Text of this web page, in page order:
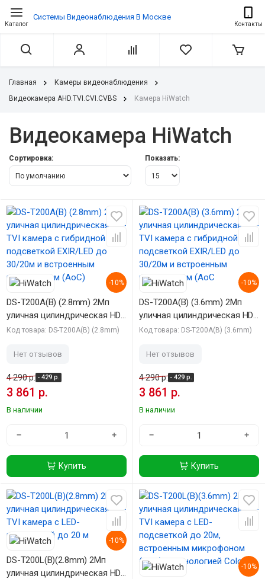
Каталог
Системы Видеонаблюдения В Москве
Контакты
Главная
Камеры видеонаблюдения
Видеокамера AHD.TVI.CVI.CVBS
Камера HiWatch
Видеокамера HiWatch
Сортировка: Показать:
-10%
DS-T200A(B) (2.8mm) 2Мп
уличная цилиндрическая HD-
TVI камера с гибридной
30/20м и встроенным
Код товара: DS-T200A(B) (2.8mm)
Нет отзывов
4 290 р. - 429 р.
3 861 р.
В наличии
− +
Купить
-10%
DS-T200A(B) (3.6mm) 2Мп
уличная цилиндрическая HD-
TVI камера с гибридной
30/20м и встроенным
Код товара: DS-T200A(B) (3.6mm)
Нет отзывов
4 290 р. - 429 р.
3 861 р.
В наличии
− +
Купить
-10%
DS-T200L(B)(2.8mm) 2Мп
уличная цилиндрическая HD-
-10%